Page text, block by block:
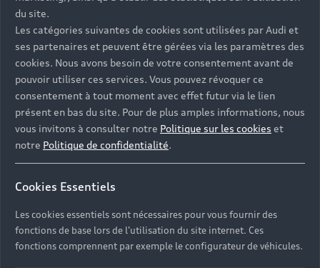
du site.
Les catégories suivantes de cookies sont utilisées par Audi et
ses partenaires et peuvent être gérées via les paramètres des
cookies. Nous avons besoin de votre consentement avant de
pouvoir utiliser ces services. Vous pouvez révoquer ce
consentement à tout moment avec effet futur via le lien
présent en bas du site. Pour de plus amples informations, nous
vous invitons à consulter notre Politique sur les cookies et
notre Politique de confidentialité.
Cookies Essentiels
Les cookies essentiels sont nécessaires pour vous fournir des
fonctions de base lors de l'utilisation du site internet. Ces
fonctions comprennent par exemple le configurateur de véhicules.